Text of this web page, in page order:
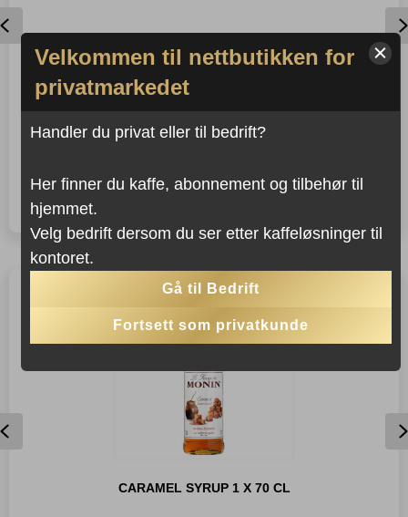
JURA ESPRESSOSKJEER
6 stk
375,-
Kjøp dette produktet og
375
Jura
antall
− +
LEGG I KURVEN
Previous
CARAMEL SYRUP 1 X 70 CL
Previous
Velkommen til nettbutikken for
privatmarkedet
Handler du privat eller til bedrift?
Her finner du kaffe, abonnement og tilbehør til
hjemmet.
Velg bedrift dersom du ser etter kaffeløsninger til
kontoret.
Gå til Bedrift
Fortsett som privatkunde